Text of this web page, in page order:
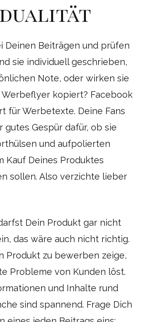
Deinen Beiträgen und prüfen
sie individuell geschrieben,
Note, oder wirken sie
Werbeflyer kopiert? Facebook
für Werbetexte. Deine Fans
gutes Gespür dafür, ob sie
und aufpolierten
Kauf Deines Produktes
sollen. Also verzichte lieber
Dein Produkt gar nicht
das wäre auch nicht richtig.
Produkt zu bewerben zeige,
Probleme von Kunden löst.
und Inhalte rund
sind spannend. Frage Dich